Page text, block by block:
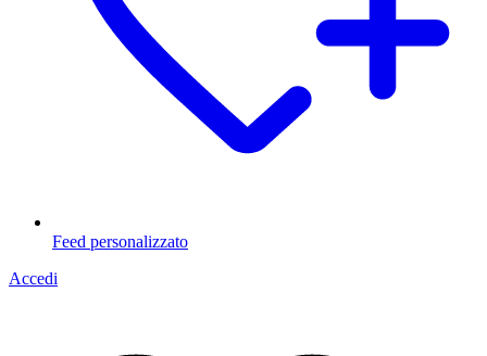
Feed personalizzato
Accedi